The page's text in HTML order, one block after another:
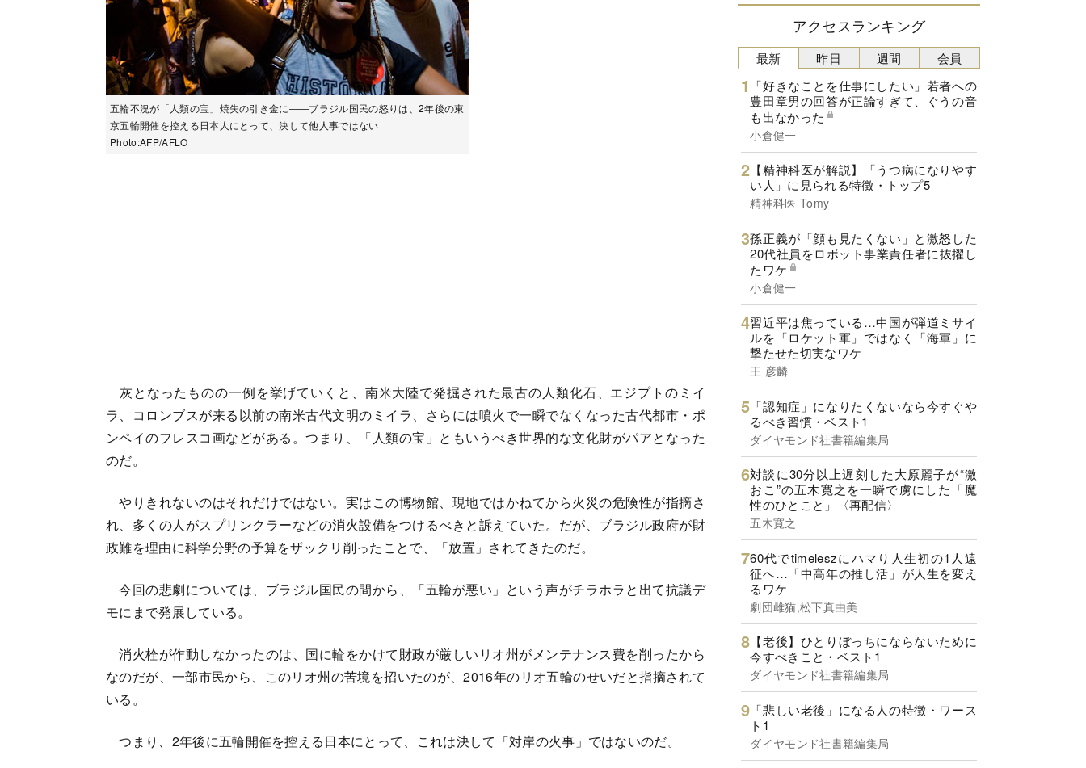
五輪不況が「人類の宝」焼失の引き金に――ブラジル国民の怒りは、2年後の東
京五輪開催を控える日本人にとって、決して他人事ではない
Photo:AFP/AFLO
灰となったものの一例を挙げていくと、南米大陸で発掘された最古の人類化石、エジプトのミイ
ラ、コロンブスが来る以前の南米古代文明のミイラ、さらには噴火で一瞬でなくなった古代都市・ポ
ンペイのフレスコ画などがある。つまり、「人類の宝」ともいうべき世界的な文化財がパアとなった
のだ。
やりきれないのはそれだけではない。実はこの博物館、現地ではかねてから火災の危険性が指摘さ
れ、多くの人がスプリンクラーなどの消火設備をつけるべきと訴えていた。だが、ブラジル政府が財
政難を理由に科学分野の予算をザックリ削ったことで、「放置」されてきたのだ。
今回の悲劇については、ブラジル国民の間から、「五輪が悪い」という声がチラホラと出て抗議デ
モにまで発展している。
消火栓が作動しなかったのは、国に輪をかけて財政が厳しいリオ州がメンテナンス費を削ったから
なのだが、一部市民から、このリオ州の苦境を招いたのが、2016年のリオ五輪のせいだと指摘されて
いる。
つまり、2年後に五輪開催を控える日本にとって、これは決して「対岸の火事」ではないのだ。
アクセスランキング
最新
「好きなことを仕事にしたい」若者への
豊田章男の回答が正論すぎて、ぐうの音
も出なかった
小倉健一
【精神科医が解説】「うつ病になりやす
い人」に見られる特徴・トップ5
精神科医 Tomy
孫正義が「顔も見たくない」と激怒した
20代社員をロボット事業責任者に抜擢し
たワケ
小倉健一
習近平は焦っている…中国が弾道ミサイ
ルを「ロケット軍」ではなく「海軍」に
撃たせた切実なワケ
王 彦麟
「認知症」になりたくないなら今すぐや
るべき習慣・ベスト1
ダイヤモンド社書籍編集局
対談に30分以上遅刻した大原麗子が“激
おこ”の五木寛之を一瞬で虜にした「魔
性のひとこと」〈再配信〉
五木寛之
60代でtimeleszにハマり人生初の1人遠
征へ…「中高年の推し活」が人生を変え
るワケ
劇団雌猫,松下真由美
【老後】ひとりぼっちにならないために
今すべきこと・ベスト1
ダイヤモンド社書籍編集局
「悲しい老後」になる人の特徴・ワース
ト1
ダイヤモンド社書籍編集局
昨日 週間 会員